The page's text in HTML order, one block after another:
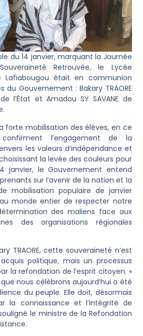
du 14 janvier, marquant la Journée
Retrouvée, le Lycée
Lafiabougou était en communion
Gouvernement : Bakary TRAORE
l’État et Amadou SY SAVANE de
forte mobilisation des élèves, en ce
l’engagement de la
les valeurs d’indépendance et
la levée des couleurs pour
janvier, le Gouvernement entend
sur l’avenir de la nation et la
mobilisation populaire de janvier
monde entier de respecter notre
des maliens face aux
des organisations régionales
TRAORE, cette souveraineté n’est
politique, mais un processus
la refondation de l’esprit citoyen. «
nous célébrons aujourd’hui a été
du peuple. Elle doit, désormais
la connaissance et l’intégrité de
le ministre de la Refondation